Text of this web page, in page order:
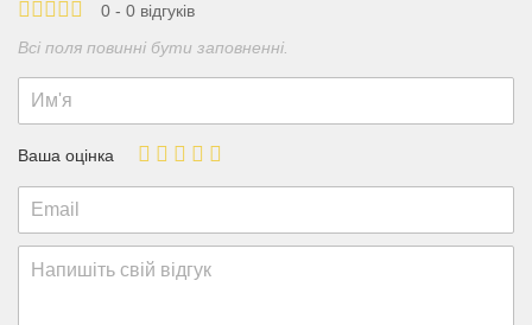
0 - 0 відгуків
Всі поля повинні бути заповненні.
Ваша оцінка